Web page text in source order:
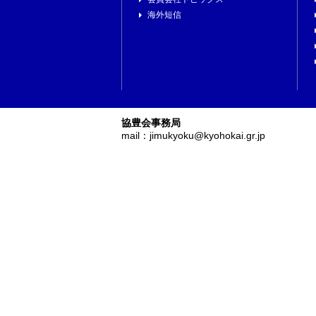
海外短信
協豊会事務局
mail：jimukyoku@kyohokai.gr.jp